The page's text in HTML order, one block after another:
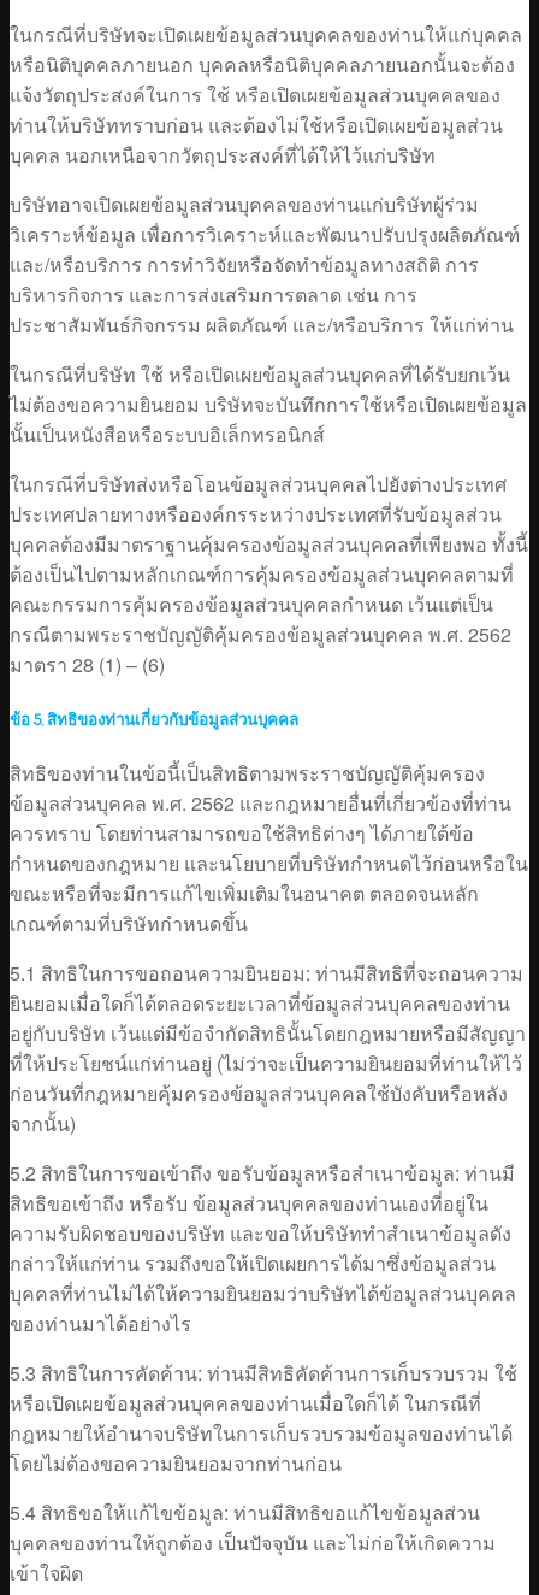
ในกรณีที่บริษัทจะเปิดเผยข้อมูลส่วนบุคคลของท่านให้แก่บุคคล
หรือนิติบุคคลภายนอก บุคคลหรือนิติบุคคลภายนอกนั้นจะต้อง
แจ้งวัตถุประสงค์ในการ ใช้ หรือเปิดเผยข้อมูลส่วนบุคคลของ
ท่านให้บริษัททราบก่อน และต้องไม่ใช้หรือเปิดเผยข้อมูลส่วน
บุคคล นอกเหนือจากวัตถุประสงค์ที่ได้ให้ไว้แก่บริษัท
บริษัทอาจเปิดเผยข้อมูลส่วนบุคคลของท่านแก่บริษัทผู้ร่วม
วิเคราะห์ข้อมูล เพื่อการวิเคราะห์และพัฒนาปรับปรุงผลิตภัณฑ์
และ/หรือบริการ การทำวิจัยหรือจัดทำข้อมูลทางสถิติ การ
บริหารกิจการ และการส่งเสริมการตลาด เช่น การ
ประชาสัมพันธ์กิจกรรม ผลิตภัณฑ์ และ/หรือบริการ ให้แก่ท่าน
ในกรณีที่บริษัท ใช้ หรือเปิดเผยข้อมูลส่วนบุคคลที่ได้รับยกเว้น
ไม่ต้องขอความยินยอม บริษัทจะบันทึกการใช้หรือเปิดเผยข้อมูล
นั้นเป็นหนังสือหรือระบบอิเล็กทรอนิกส์
ในกรณีที่บริษัทส่งหรือโอนข้อมูลส่วนบุคคลไปยังต่างประเทศ
ประเทศปลายทางหรือองค์กรระหว่างประเทศที่รับข้อมูลส่วน
บุคคลต้องมีมาตราฐานคุ้มครองข้อมูลส่วนบุคคลที่เพียงพอ ทั้งนี้
ต้องเป็นไปตามหลักเกณฑ์การคุ้มครองข้อมูลส่วนบุคคลตามที่
คณะกรรมการคุ้มครองข้อมูลส่วนบุคคลกำหนด เว้นแต่เป็น
กรณีตามพระราชบัญญัติคุ้มครองข้อมูลส่วนบุคคล พ.ศ. 2562
มาตรา 28 (1) – (6)
ข้อ 5. สิทธิของท่านเกี่ยวกับข้อมูลส่วนบุคคล
สิทธิของท่านในข้อนี้เป็นสิทธิตามพระราชบัญญัติคุ้มครอง
ข้อมูลส่วนบุคคล พ.ศ. 2562 และกฎหมายอื่นที่เกี่ยวข้องที่ท่าน
ควรทราบ โดยท่านสามารถขอใช้สิทธิต่างๆ ได้ภายใต้ข้อ
กำหนดของกฎหมาย และนโยบายที่บริษัทกำหนดไว้ก่อนหรือใน
ขณะหรือที่จะมีการแก้ไขเพิ่มเติมในอนาคต ตลอดจนหลัก
เกณฑ์ตามที่บริษัทกำหนดขึ้น
5.1 สิทธิในการขอถอนความยินยอม: ท่านมีสิทธิที่จะถอนความ
ยินยอมเมื่อใดก็ได้ตลอดระยะเวลาที่ข้อมูลส่วนบุคคลของท่าน
อยู่กับบริษัท เว้นแต่มีข้อจำกัดสิทธินั้นโดยกฎหมายหรือมีสัญญา
ที่ให้ประโยชน์แก่ท่านอยู่ (ไม่ว่าจะเป็นความยินยอมที่ท่านให้ไว้
ก่อนวันที่กฎหมายคุ้มครองข้อมูลส่วนบุคคลใช้บังคับหรือหลัง
จากนั้น)
5.2 สิทธิในการขอเข้าถึง ขอรับข้อมูลหรือสำเนาข้อมูล: ท่านมี
สิทธิขอเข้าถึง หรือรับ ข้อมูลส่วนบุคคลของท่านเองที่อยู่ใน
ความรับผิดชอบของบริษัท และขอให้บริษัททำสำเนาข้อมูลดัง
กล่าวให้แก่ท่าน รวมถึงขอให้เปิดเผยการได้มาซึ่งข้อมูลส่วน
บุคคลที่ท่านไม่ได้ให้ความยินยอมว่าบริษัทได้ข้อมูลส่วนบุคคล
ของท่านมาได้อย่างไร
5.3 สิทธิในการคัดค้าน: ท่านมีสิทธิคัดค้านการเก็บรวบรวม ใช้
หรือเปิดเผยข้อมูลส่วนบุคคลของท่านเมื่อใดก็ได้ ในกรณีที่
กฎหมายให้อำนาจบริษัทในการเก็บรวบรวมข้อมูลของท่านได้
โดยไม่ต้องขอความยินยอมจากท่านก่อน
5.4 สิทธิขอให้แก้ไขข้อมูล: ท่านมีสิทธิขอแก้ไขข้อมูลส่วน
บุคคลของท่านให้ถูกต้อง เป็นปัจจุบัน และไม่ก่อให้เกิดความ
เข้าใจผิด